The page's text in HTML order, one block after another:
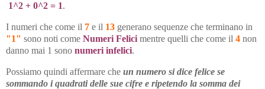
1^2 + 0^2 = 1.
I numeri che come il 7 e il 13 generano sequenze che terminano in
"1" sono noti come Numeri Felici mentre quelli che come il 4 non
danno mai 1 sono numeri infelici.
Possiamo quindi affermare che un numero si dice felice se
sommando i quadrati delle sue cifre e ripetendo la somma dei